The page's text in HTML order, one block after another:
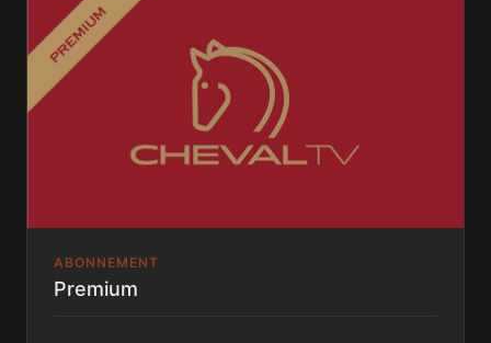
tout moment !
ABONNEMENT
Premium